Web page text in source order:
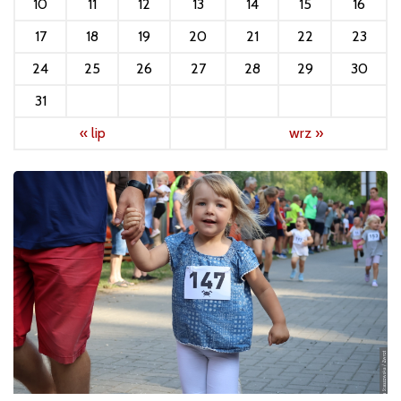
10 11 12 13 14 15
16
17
18 19 20 21 22
23
24
25 26 27 28 29
30
31
« lip
wrz »